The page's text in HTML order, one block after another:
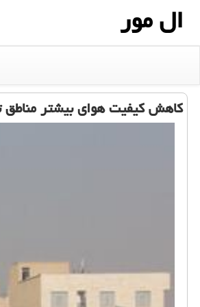
ال مور
كاهش كیفیت هوای بیشتر مناطق